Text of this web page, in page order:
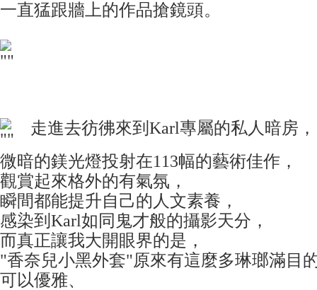
一直猛跟牆上的作品搶鏡頭。
走進去彷彿來到Karl專屬的私人暗房，
微暗的鎂光燈投射在113幅的藝術佳作，
觀賞起來格外的有氣氛，
瞬間都能提升自己的人文素養，
感染到Karl如同鬼才般的攝影天分，
而真正讓我大開眼界的是，
"香奈兒小黑外套"原來有這麼多琳瑯滿目
可以優雅、